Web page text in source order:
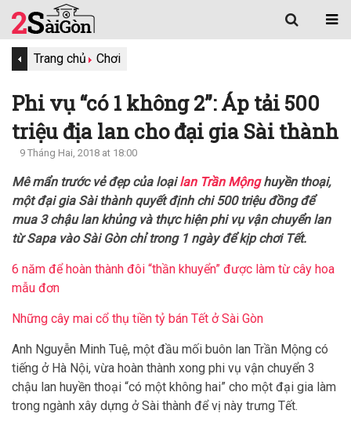
Trang chủ Chơi
Phi vụ “có 1 không 2”: Áp tải 500
triệu địa lan cho đại gia Sài thành
9 Tháng Hai, 2018 at 18:00
Mê mẩn trước vẻ đẹp của loạilan Trần Mộnghuyền thoại,
một đại gia Sài thành quyết định chi 500 triệu đồng để
mua 3 chậu lan khủng và thực hiện phi vụ vận chuyển lan
từ Sapa vào Sài Gòn chỉ trong 1 ngày để kịp chơi Tết.
6 năm để hoàn thành đôi “thần khuyển” được làm từ cây hoa
mẫu đơn
Những cây mai cổ thụ tiền tỷ bán Tết ở Sài Gòn
Anh Nguyễn Minh Tuệ, một đầu mối buôn lan Trần Mộng có
tiếng ở Hà Nội, vừa hoàn thành xong phi vụ vận chuyển 3
chậu lan huyền thoại “có một không hai” cho một đại gia làm
trong ngành xây dựng ở Sài thành để vị này trưng Tết.